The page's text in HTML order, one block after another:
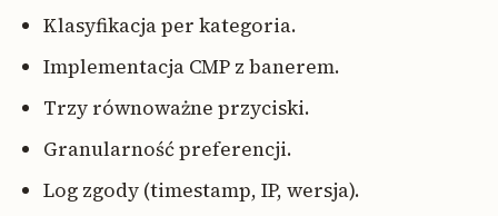
Klasyfikacja per kategoria.
Implementacja CMP z banerem.
Trzy równoważne przyciski.
Granularność preferencji.
Log zgody (timestamp, IP, wersja).